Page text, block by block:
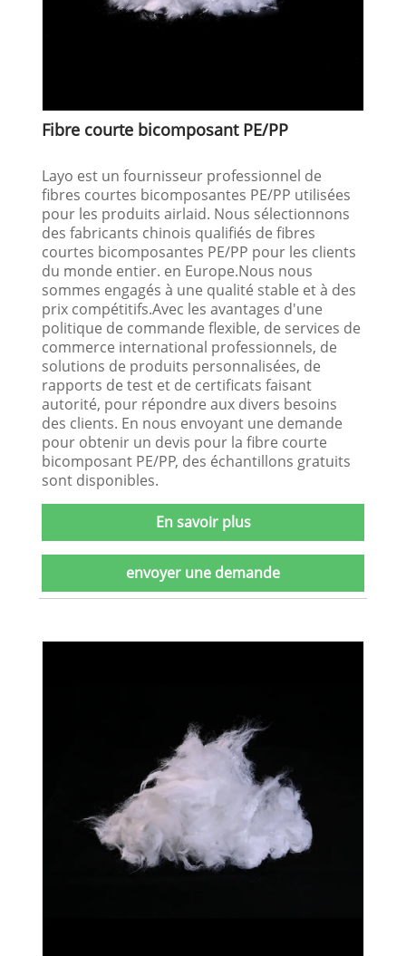
Fibre courte bicomposant PE/PP
Layo est un fournisseur professionnel de
fibres courtes bicomposantes PE/PP utilisées
pour les produits airlaid. Nous sélectionnons
des fabricants chinois qualifiés de fibres
courtes bicomposantes PE/PP pour les clients
du monde entier. en Europe.Nous nous
sommes engagés à une qualité stable et à des
prix compétitifs.Avec les avantages d'une
politique de commande flexible, de services de
commerce international professionnels, de
solutions de produits personnalisées, de
rapports de test et de certificats faisant
autorité, pour répondre aux divers besoins
des clients. En nous envoyant une demande
pour obtenir un devis pour la fibre courte
bicomposant PE/PP, des échantillons gratuits
sont disponibles.
En savoir plus
envoyer une demande